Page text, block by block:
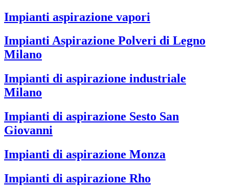
Impianti aspirazione vapori
Impianti Aspirazione Polveri di Legno
Milano
Impianti di aspirazione industriale
Milano
Impianti di aspirazione Sesto San
Giovanni
Impianti di aspirazione Monza
Impianti di aspirazione Rho